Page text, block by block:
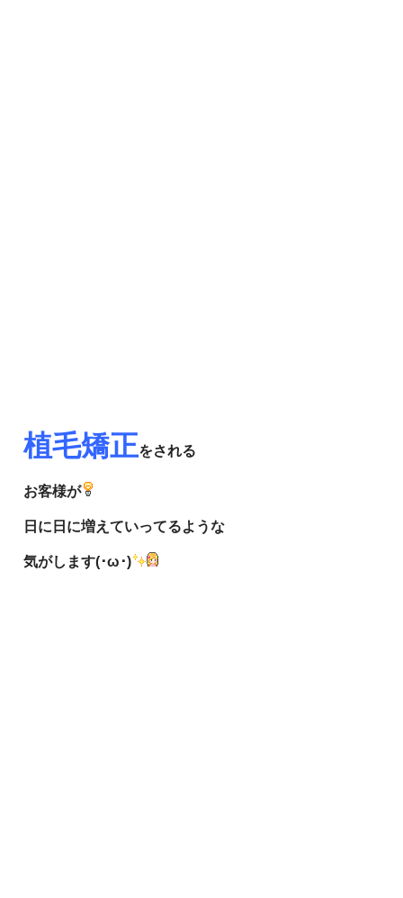
植毛矯正をされる
お客様が
日に日に増えていってるような
気がします(･ω･)